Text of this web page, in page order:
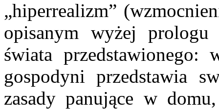
„hiperrealizm”
opisanym wyżej
świata
gospodyni przedstawia
zasady panujące w